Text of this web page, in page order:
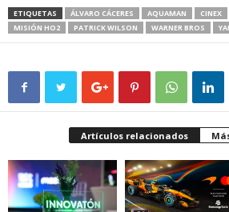
ETIQUETAS ÁLVARO CÁCERES AQUAMAN CINEX
MISIÓN HO2
PATRICK WILSON WARNER BROS
Artículos relacionados